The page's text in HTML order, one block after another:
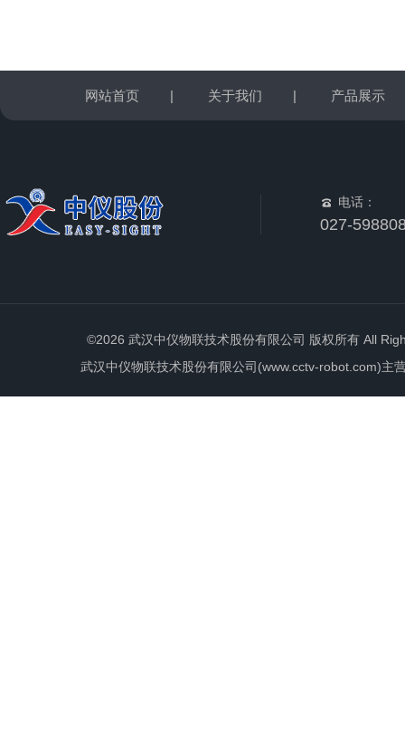
网站首页 | 关于我们 | 产品展示
电话：
027-
©2026 武汉中仪物联技术股份有限公司 版权所有 All
武汉中仪物联技术股份有限公司(www.cctv-robot.com)主